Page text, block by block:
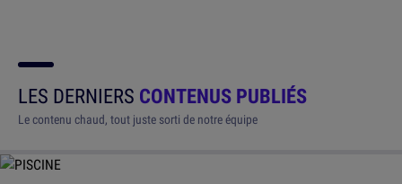
LES DERNIERS CONTENUS PUBLIÉS
Le contenu chaud, tout juste sorti de notre équipe